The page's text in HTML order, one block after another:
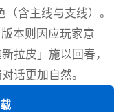
含主线与支线）。
本则因应玩家意
拉皮」施以回春，
话更加自然。